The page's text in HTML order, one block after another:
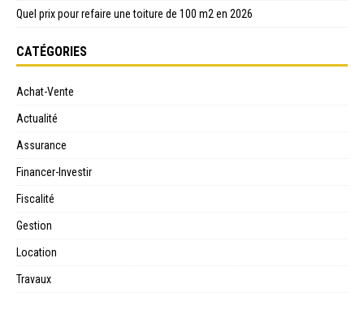
Quel prix pour refaire une toiture de 100 m2 en 2026
CATÉGORIES
Achat-Vente
Actualité
Assurance
Financer-Investir
Fiscalité
Gestion
Location
Travaux